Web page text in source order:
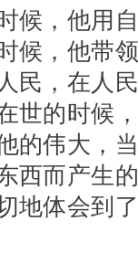
候，他用
候，他带
民，在人
世的时候
的伟大，
西而产生
地体会到